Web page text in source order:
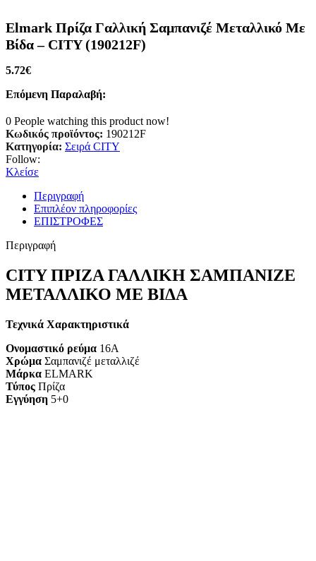
Elmark Πρίζα Γαλλική Σαμπανιζέ Μεταλλικό Με
Βίδα – CITY (190212F)
5.72€
Επόμενη Παραλαβή:
0 People watching this product now!
Κωδικός προϊόντος: 190212F
Κατηγορία: Σειρά CITY
Follow:
Κλείσε
Περιγραφή
Επιπλέον πληροφορίες
ΕΠΙΣΤΡΟΦΕΣ
Περιγραφή
CITY ΠΡΙΖΑ ΓΑΛΛΙΚΗ ΣΑΜΠΑΝΙΖΕ
ΜΕΤΑΛΛΙΚΟ ΜΕ ΒΙΔΑ
Τεχνικά Χαρακτηριστικά
Ονομαστικό ρεύμα 16A
Χρώμα Σαμπανιζέ μεταλλιζέ
Μάρκα ELMARK
Τύπος Πρίζα
Εγγύηση 5+0